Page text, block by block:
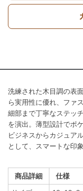
洗練された木目調の表
ら実用性に優れ、ファ
細部まで丁寧なステッ
を演出。薄型設計でポ
ビジネスからカジュア
として、スマートな印
商品詳細 仕様